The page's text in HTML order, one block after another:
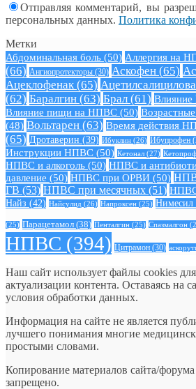
Отправляя комментарий, вы
персональных данных. Политика
Метки
Абдоминальная боль (50) Аллергия на
(66) Ангиопротекторы (30) Аскофен (65)
Ацеклофенак (65)
(62) Баралгин (63) Брал (61)
Влияние пищи на НПВС (50)
(48) Вольтарен (63) Время действия
(65) Дротаверин (39) Ибуклин (26) Ибупрофен
Инструкции НПВС (50) Кетонал (27)
НПВС и алкоголь (50) НПВС и
давление (50) НПВС при ОРВИ (50)
ГВ (53) НПВС при месячных (51) НПВС
Найз (42) Найсулид (26) Напроксен (25) Нимесил
(25) Парацетамол (38) Пенталгин (25) Спазмалгон
НПВС (394) Цитрамон (30)
Наш сайт использует файлы cookies
актуализации контента. Оставаясь на
условия обработки данных.
Информация на сайте не является
лучшего понимания многие
простыми словами.
Копирование материалов сайта/
запрещено.